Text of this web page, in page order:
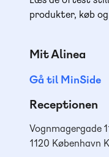
produkter, køb
Mit Alinea
Gå til MinSide
Receptionen
Vognmagergade
1120 København K